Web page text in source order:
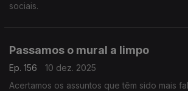
sociais.
Passamos o mural a limpo
Ep. 156
10 dez. 2025
Acertamos os assuntos que têm sido mais